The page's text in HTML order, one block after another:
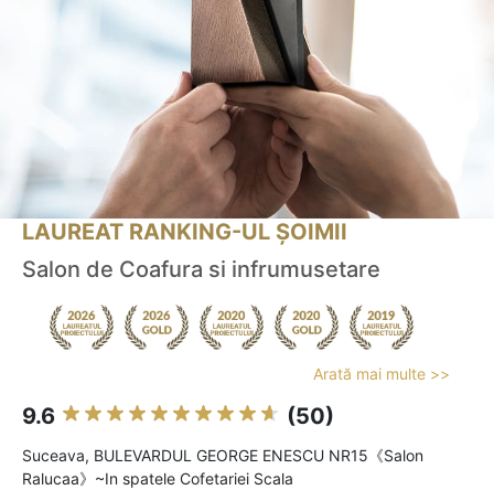
LAUREAT RANKING-UL ȘOIMII
Salon de Coafura si infrumusetare
Arată mai multe >>
9.6 (50)
Suceava, BULEVARDUL GEORGE ENESCU NR15《Salon
Ralucaa》~In spatele Cofetariei Scala